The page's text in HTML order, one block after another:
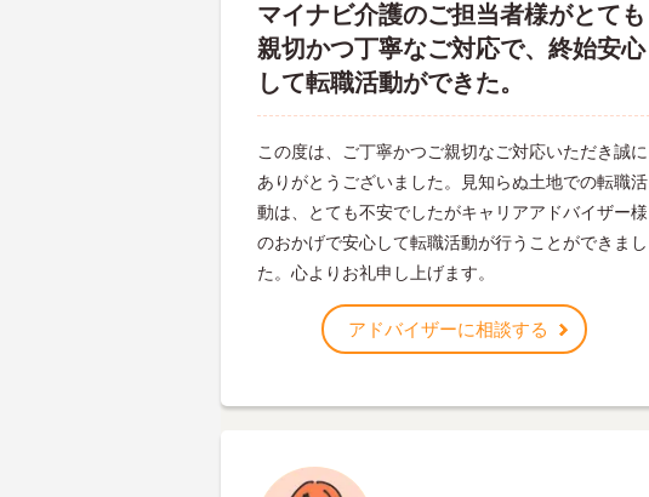
マイナビ介護のご担当者様がとても
親切かつ丁寧なご対応で、終始安心
して転職活動ができた。
この度は、ご丁寧かつご親切なご対応いただき誠に
ありがとうございました。見知らぬ土地での転職活
動は、とても不安でしたがキャリアアドバイザー様
のおかげで安心して転職活動が行うことができまし
た。心よりお礼申し上げます。
アドバイザーに相談する